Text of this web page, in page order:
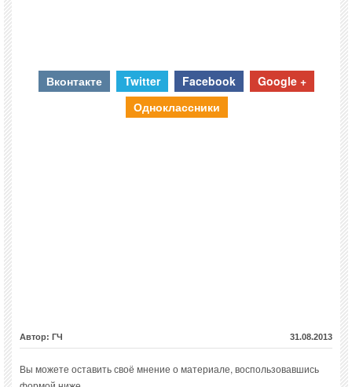
Вконтакте Twitter Facebook
Google +
Одноклассники
Автор: ГЧ 31.08.2013
Вы можете оставить своё мнение о материале, воспользовавшись